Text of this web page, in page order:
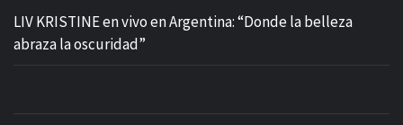
LIV KRISTINE en vivo en Argentina: “Donde la belleza
abraza la oscuridad”